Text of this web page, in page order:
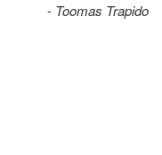
- Toomas Trapido